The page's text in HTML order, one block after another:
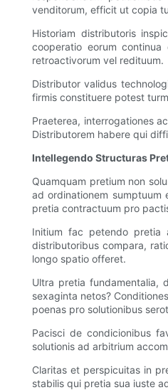
venditorum, efficit ut copia
Historiam distributoris
cooperatio eorum
retroactivorum vel redituum.
Distributor validus
firmis constituere potest
Praeterea, interrogationes
Distributorem habere qui
Intellegendo Structuras
Quamquam pretium non
ad ordinationem sumptuum
pretia contractuum pro
Initium fac petendo pretia
distributoribus compara,
longo spatio offeret.
Ultra pretia fundamentalia,
sexaginta netos?
poenas pro solutionibus
Pacisci de condicionibus
solutionis ad arbitrium
Claritas et perspicuitas in
stabilis qui pretia sua iuste